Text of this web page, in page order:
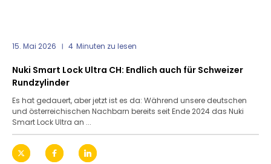
15. Mai 2026 4 Minuten zu lesen
Nuki Smart Lock Ultra CH: Endlich auch für Schweizer
Rundzylinder
Es hat gedauert, aber jetzt ist es da: Während unsere deutschen
und österreichischen Nachbarn bereits seit Ende 2024 das Nuki
Smart Lock Ultra an ...